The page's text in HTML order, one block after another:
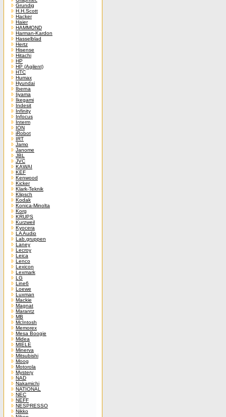
Grundig
H.H.Scott
Hacker
Haier
HAMMOND
Harman-Kardon
Hasselblad
Hertz
Hisense
Hitachi
HP
HP (Agilent)
HTC
Humax
Hyundai
Iberna
Iiyama
Ikegami
Indesit
Infinity
Infocus
Interm
ION
iRobot
IRT
Jamo
Janome
JBL
JVC
KAWAI
KEF
Kenwood
Kicker
Klark-Teknik
Klipsch
Kodak
Konica-Minolta
Korg
KRUPS
Kurzweil
Kyocera
LA Audio
Lab.gruppen
Laney
Lecroy
Leica
Lenco
Lexicon
Lexmark
LG
Line6
Loewe
Luxman
Mackie
Magnat
Marantz
MB
McIntosh
Memorex
Mesa Boogie
Midea
MIELE
Minerva
Mitsubishi
Moog
Motorola
Mystery
NAD
Nakamichi
NATIONAL
NEC
NEFF
NESPRESSO
Nikko